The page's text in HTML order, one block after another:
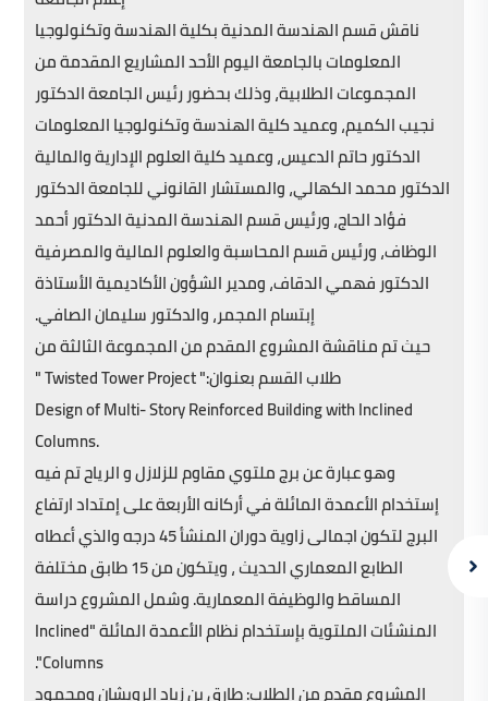
ناقش قسم الهندسة المدنية بكلية الهندسة وتكنولوجيا
المعلومات بالجامعة اليوم الأحد المشاريع المقدمة من
المجموعات الطلابية، وذلك بحضور رئيس الجامعة الدكتور
نجيب الكميم، وعميد كلية الهندسة وتكنولوجيا المعلومات
الدكتور حاتم الدعيس، وعميد كلية العلوم الإدارية والمالية
الدكتور محمد الكهالي، والمستشار القانوني للجامعة الدكتور
فؤاد الحاج، ورئيس قسم الهندسة المدنية الدكتور أحمد
الوظاف، ورئيس قسم المحاسبة والعلوم المالية والمصرفية
الدكتور فهمي الدقاف، ومدير الشؤون الأكاديمية الأستاذة
إبتسام المجمر، والدكتور سليمان الصافي.
حيث تم مناقشة المشروع المقدم من المجموعة الثالثة من
طلاب القسم بعنوان:" Twisted Tower Project "
Design of Multi- Story Reinforced Building with Inclined
Columns.
وهو عبارة عن برج ملتوي مقاوم للزلازل و الرياح تم فيه
إستخدام الأعمدة المائلة في أركانه الأربعة على إمتداد ارتفاع
البرج لتكون اجمالى زاوية دوران المنشأ 45 درجه والذي أعطاه
الطابع المعماري الحديث ، ويتكون من 15 طابق مختلفة
المساقط والوظيفة المعمارية. وشمل المشروع دراسة
المنشئات الملتوية بإستخدام نظام الأعمدة المائلة "Inclined
Columns".
المشروع مقدم من الطلاب: طارق بن زياد الرويشان ومحمود